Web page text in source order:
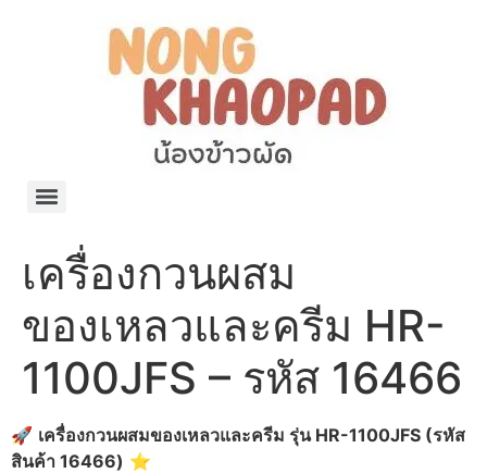
เครื่องกวนผสม
ของเหลวและครีม HR-
1100JFS – รหัส 16466
🚀 เครื่องกวนผสมของเหลวและครีม รุ่น HR-1100JFS (รหัส
สินค้า 16466) ⭐